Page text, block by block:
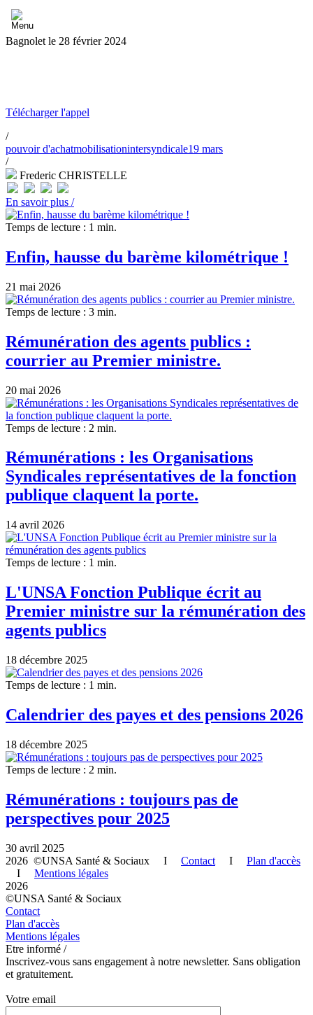
Bagnolet le 28 février 2024
Télécharger l'appel
/
pouvoir d'achatmobilisationintersyndicale19 mars
/
Frederic CHRISTELLE
En savoir plus /
Temps de lecture : 1 min.
Enfin, hausse du barème kilométrique !
21 mai 2026
Temps de lecture : 3 min.
Rémunération des agents publics :
courrier au Premier ministre.
20 mai 2026
Temps de lecture : 2 min.
Rémunérations : les Organisations
Syndicales représentatives de la fonction
publique claquent la porte.
14 avril 2026
Temps de lecture : 1 min.
L'UNSA Fonction Publique écrit au
Premier ministre sur la rémunération des
agents publics
18 décembre 2025
Temps de lecture : 1 min.
Calendrier des payes et des pensions 2026
18 décembre 2025
Temps de lecture : 2 min.
Rémunérations : toujours pas de
perspectives pour 2025
30 avril 2025
2026 ©UNSA Santé & Sociaux I Contact I Plan d'accès
I Mentions légales
2026
©UNSA Santé & Sociaux
Contact
Plan d'accès
Mentions légales
Etre informé /
Inscrivez-vous sans engagement à notre newsletter. Sans obligation
et gratuitement.
Votre email